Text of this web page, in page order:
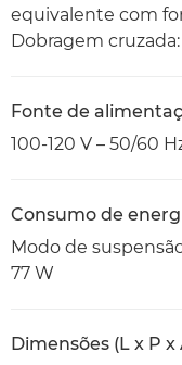
equivalente com
Dobragem
Fonte de
100-120 V – 50/60
Consumo de
Modo de
77 W
Dimensões (L x P x